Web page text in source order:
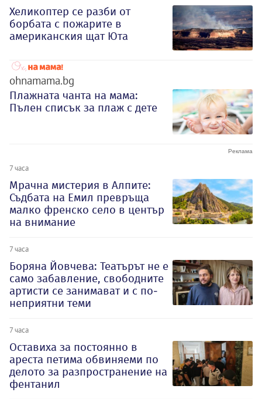
Хеликоптер се разби от
борбата с пожарите в
американския щат Юта
ohnamama.bg
Плажната чанта на мама:
Пълен списък за плаж с дете
7 часа
Мрачна мистерия в Алпите:
Съдбата на Емил превръща
малко френско село в център
на внимание
7 часа
Боряна Йовчева: Театърът не е
само забавление, свободните
артисти се занимават и с по-
неприятни теми
7 часа
Оставиха за постоянно в
ареста петима обвиняеми по
делото за разпространение на
фентанил